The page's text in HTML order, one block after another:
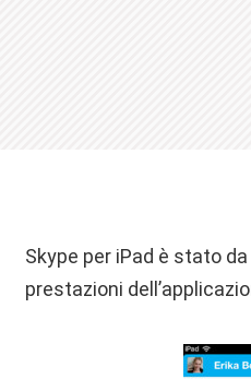
Skype per iPad è stato
prestazioni